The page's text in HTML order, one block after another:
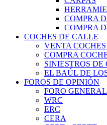
COMPRA
COMPRA
COCHES DE CALLE
VENTA
COMPRA
SINIESTROS DE
EL BAÚL DE
FOROS DE OPINIÓN
FORO GENERAL
WRC
ERC
CERA